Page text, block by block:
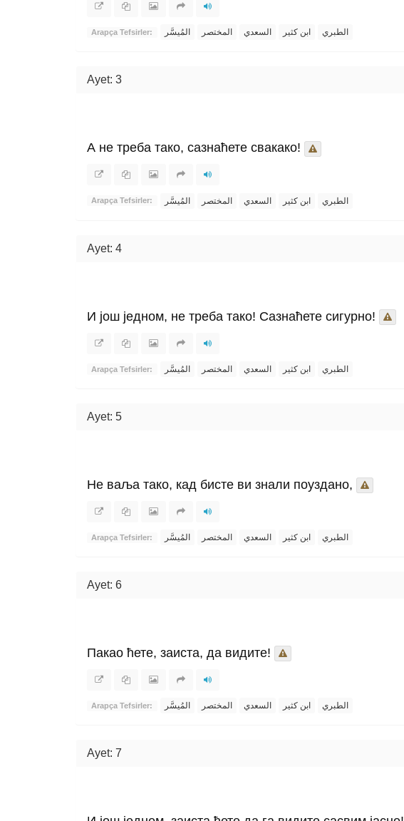
Arapça Tefsirler: المُيسَّر المختصر السعدي ابن كثير الطبري
Ayet: 3
А не треба тако, сазнаћете свакако!
Arapça Tefsirler: المُيسَّر المختصر السعدي ابن كثير الطبري
Ayet: 4
И још једном, не треба тако! Сазнаћете сигурно!
Arapça Tefsirler: المُيسَّر المختصر السعدي ابن كثير الطبري
Ayet: 5
Не ваља тако, кад бисте ви знали поуздано,
Arapça Tefsirler: المُيسَّر المختصر السعدي ابن كثير الطبري
Ayet: 6
Пакао ћете, заиста, да видите!
Arapça Tefsirler: المُيسَّر المختصر السعدي ابن كثير الطبري
Ayet: 7